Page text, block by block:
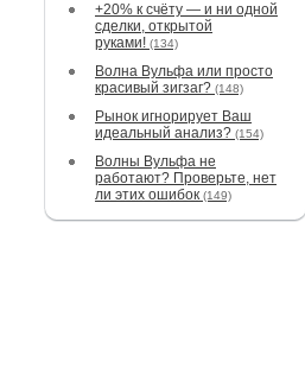
+20% к счёту — и ни одной
сделки, открытой
руками! (134)
Волна Вульфа или просто
красивый зигзаг? (148)
Рынок игнорирует Ваш
идеальный анализ? (154)
Волны Вульфа не
работают? Проверьте, нет
ли этих ошибок (149)